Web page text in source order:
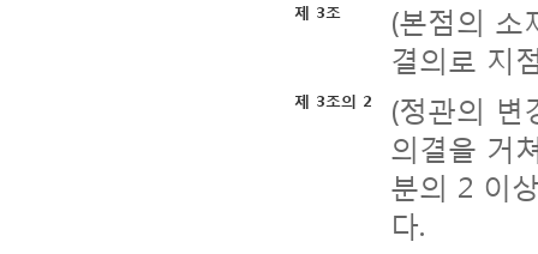
제 3조
(본점의 소
결의로 지
제 3조의 2
(정관의 변
의결을 거
분의 2 이
다.